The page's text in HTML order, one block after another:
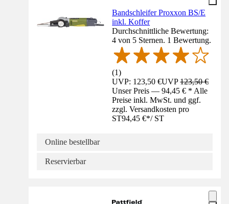
Bandschleifer Proxxon BS/E
inkl. Koffer
Durchschnittliche Bewertung:
4 von 5 Sternen. 1 Bewertung.
(1)
UVP: 123,50 €UVP123,50 €
Unser Preis — 94,45 € * Alle
Preise inkl. MwSt. und ggf.
zzgl. Versandkosten pro
ST94,45 €*/ ST
Online bestellbar
Reservierbar